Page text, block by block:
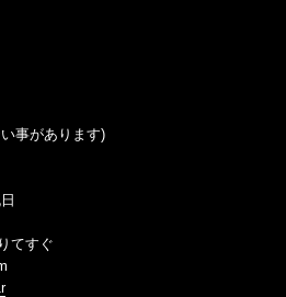
事があります)
てすぐ